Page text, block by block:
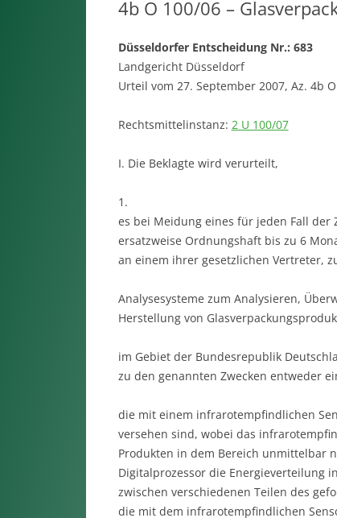
4b O 100/06 –
Düsseldorfer Entscheidung Nr.: 683
Landgericht Düsseldorf
Urteil vom 27. September 2007, Az. 4b
Rechtsmittelinstanz: 2 U 100/07
I. Die Beklagte wird verurteilt,
1.
es bei Meidung eines für jeden Fall der
ersatzweise Ordnungshaft bis zu 6
an einem ihrer gesetzlichen Vertreter,
Analysesysteme zum Analysieren,
Herstellung von
im Gebiet der Bundesrepublik
zu den genannten Zwecken entweder
die mit einem infrarotempfindlichen
versehen sind, wobei das
Produkten in dem Bereich unmittelbar
Digitalprozessor die Energieverteilung
zwischen verschiedenen Teilen des
die mit dem infrarotempfindlichen